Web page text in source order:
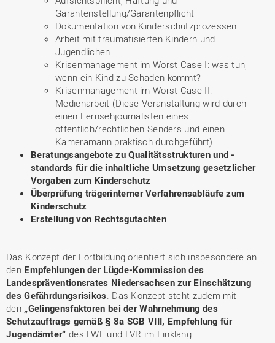
Garantenstellung/Garantenpflicht
Dokumentation von Kinderschutzprozessen
Arbeit mit traumatisierten Kindern und
Jugendlichen
Krisenmanagement im Worst Case I: was tun,
wenn ein Kind zu Schaden kommt?
Krisenmanagement im Worst Case II:
Medienarbeit (Diese Veranstaltung wird durch
einen Fernsehjournalisten eines
öffentlich/rechtlichen Senders und einen
Kameramann praktisch durchgeführt)
Beratungsangebote zu Qualitätsstrukturen und -
standards für die inhaltliche Umsetzung gesetzlicher
Vorgaben zum Kinderschutz
Überprüfung trägerinterner Verfahrensabläufe zum
Kinderschutz
Erstellung von Rechtsgutachten
Das Konzept der Fortbildung orientiert sich insbesondere an
den Empfehlungen der Lügde-Kommission des
Landespräventionsrates Niedersachsen zur Einschätzung
des Gefährdungsrisikos. Das Konzept steht zudem mit
den „Gelingensfaktoren bei der Wahrnehmung des
Schutzauftrags gemäß § 8a SGB VIII, Empfehlung für
Jugendämter“ des LWL und LVR im Einklang.